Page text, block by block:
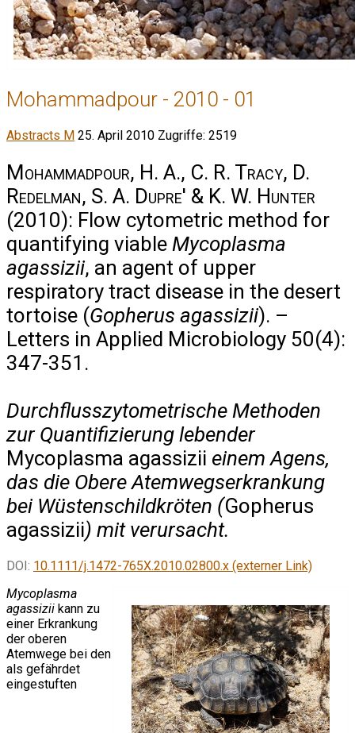
Mohammadpour - 2010 - 01
Abstracts M 25. April 2010 Zugriffe: 2519
Mohammadpour, H. A., C. R. Tracy, D.
Redelman, S. A. Dupre' & K. W. Hunter
(2010): Flow cytometric method for
quantifying viable Mycoplasma
agassizii, an agent of upper
respiratory tract disease in the desert
tortoise (Gopherus agassizii). –
Letters in Applied Microbiology 50(4):
347-351.
Durchflusszytometrische Methoden
zur Quantifizierung lebender
Mycoplasma agassizii einem Agens,
das die Obere Atemwegserkrankung
bei Wüstenschildkröten (Gopherus
agassizii) mit verursacht.
DOI: 10.1111/j.1472-765X.2010.02800.x (externer Link)
Mycoplasma
agassizii kann zu
einer Erkrankung
der oberen
Atemwege bei den
als gefährdet
eingestuften